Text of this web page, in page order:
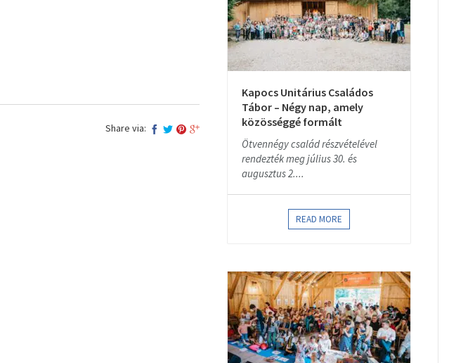
Share via:
Kapocs Unitárius Családos
Tábor – Négy nap, amely
közösséggé formált
Ötvennégy család részvételével
rendezték meg július 30. és
augusztus 2....
READ MORE